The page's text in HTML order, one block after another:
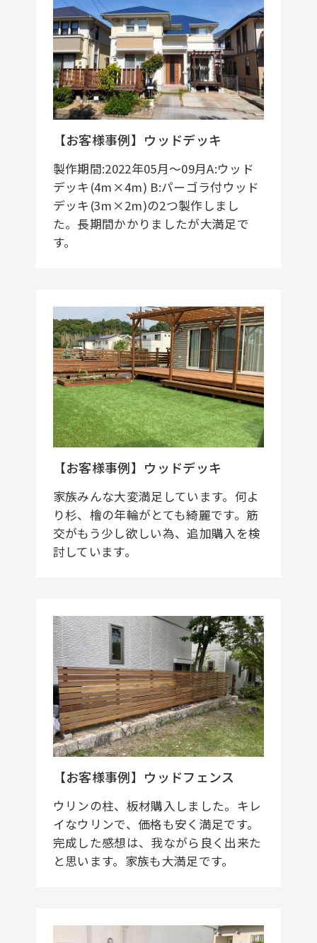
【お客様事例】ウッドデッキ
製作期間:2022年05月～09月A:ウッド
デッキ(4m×4m) B:パーゴラ付ウッド
デッキ(3m×2m)の2つ製作しまし
た。長期間かかりましたが大満足で
す。
【お客様事例】ウッドデッキ
家族みんな大変満足しています。何よ
り杉、檜の年輪がとても綺麗です。筋
交がもう少し欲しい為、追加購入を検
討しています。
【お客様事例】ウッドフェンス
ウリンの柱、板材購入しました。キレ
イなウリンで、価格も安く満足です。
完成した感想は、我ながら良く出来た
と思います。家族も大満足です。